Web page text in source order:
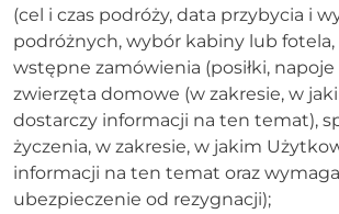
(cel i czas podróży, data przybycia i
podróżnych, wybór kabiny lub
wstępne zamówienia (posiłki,
zwierzęta domowe (w zakresie, w
dostarczy informacji na ten temat),
życzenia, w zakresie, w jakim
informacji na ten temat oraz
ubezpieczenie od rezygnacji);